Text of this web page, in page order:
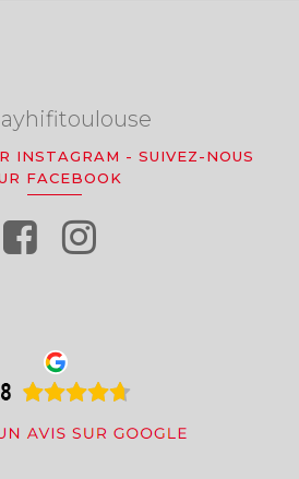
INSTAGRAM - SUIVEZ-NOUS
FACEBOOK